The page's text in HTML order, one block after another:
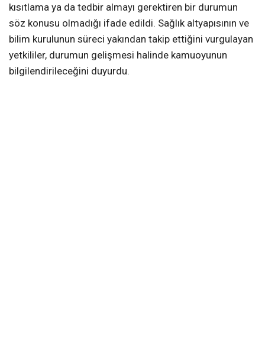
kısıtlama ya da tedbir almayı gerektiren bir durumun
söz konusu olmadığı ifade edildi. Sağlık altyapısının ve
bilim kurulunun süreci yakından takip ettiğini vurgulayan
yetkililer, durumun gelişmesi halinde kamuoyunun
bilgilendirileceğini duyurdu.